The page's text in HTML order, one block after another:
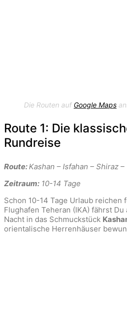
Die Routen auf Google Maps
Route 1: Die
Rundreise
Route:Kashan – Isfahan – Shiraz –
Zeitraum: 10-14 Tage
Schon 10-14 Tage Urlaub reichen
Flughafen Teheran (IKA) fährst
Nacht in das Schmuckstück
orientalische Herrenhäuser